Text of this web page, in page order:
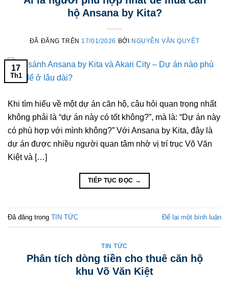
hộ Ansana by Kita?
ĐÃ ĐĂNG TRÊN 17/01/2026 BỞI NGUYỄN VĂN QUYẾT
17
Th1
Khi tìm hiểu về một dự án căn hộ, câu hỏi quan trọng nhất
không phải là “dự án này có tốt không?”, mà là: “Dự án này
có phù hợp với mình không?” Với Ansana by Kita, đây là
dự án được nhiều người quan tâm nhờ vị trí trục Võ Văn
Kiệt và […]
TIẾP TỤC ĐỌC →
Đã đăng trong TIN TỨC Để lại một bình luận
TIN TỨC
Phân tích dòng tiền cho thuê căn hộ
khu Võ Văn Kiệt